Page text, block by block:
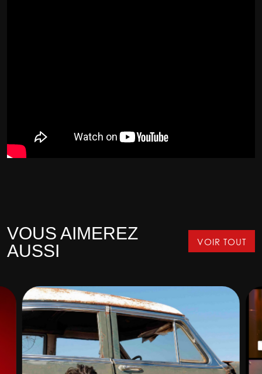
VOUS AIMEREZ
AUSSI
VOIR TOUT